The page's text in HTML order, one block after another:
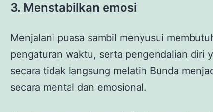
3. Menstabilkan emosi
Menjalani puasa sambil menyusui
pengaturan waktu, serta pengendalian diri
secara tidak langsung melatih Bunda
secara mental dan emosional.